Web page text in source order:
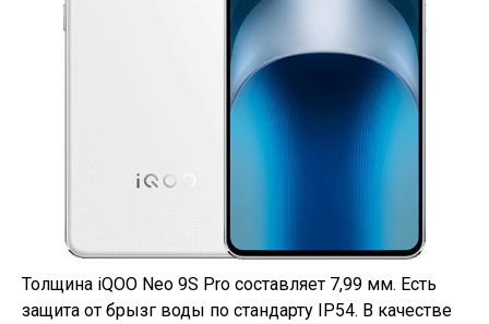
Толщина iQOO Neo 9S Pro составляет 7,99 мм. Есть
защита от брызг воды по стандарту IP54. В качестве